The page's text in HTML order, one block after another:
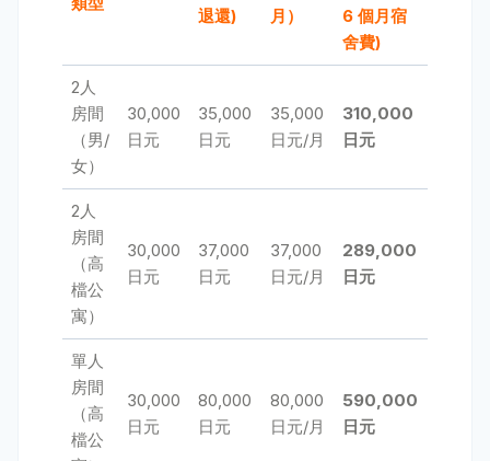
退還) 月）
6 個月宿
舍費)
2人
房間
（男/
女）
30,000
日元
35,000
日元
35,000
日元/月
310,000
日元
2人
房間
（高
檔公
寓）
30,000
日元
37,000
日元
37,000
日元/月
289,000
日元
單人
房間
（高
檔公
30,000
日元
80,000
日元
80,000
日元/月
590,000
日元